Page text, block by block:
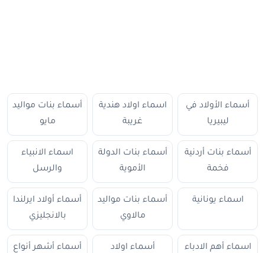
أسماء الأولاد في
ليبيريا
اسماء اولاد هندية
غريبة
أسماء بنات مواليد
مايو
أسماء بنات أردنية
فخمة
أسماء بنات الدولة
الأموية
اسماء الانبياء
والرسل
اسماء يونانية
أسماء بنات مواليد
مالاوي
أسماء أولاد ايرلندا
بالانجليزي
اسماء أهم الادباء
أسماء اولاد
أسماء أشهر أنواع